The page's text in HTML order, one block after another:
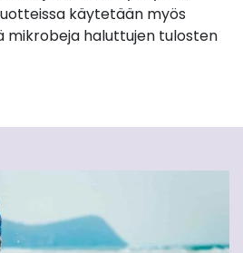
käytetään myös
mikrobeja haluttujen tulosten